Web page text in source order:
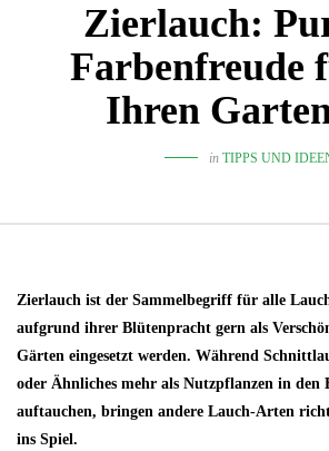
Zierlauch:
Farbenfreude
Ihren
in TIPPS UND
Zierlauch ist der Sammelbegriff für alle
aufgrund ihrer Blütenpracht gern als
Gärten eingesetzt werden. Während
oder Ähnliches mehr als Nutzpflanzen in den
auftauchen, bringen andere Lauch-Arten
ins Spiel.